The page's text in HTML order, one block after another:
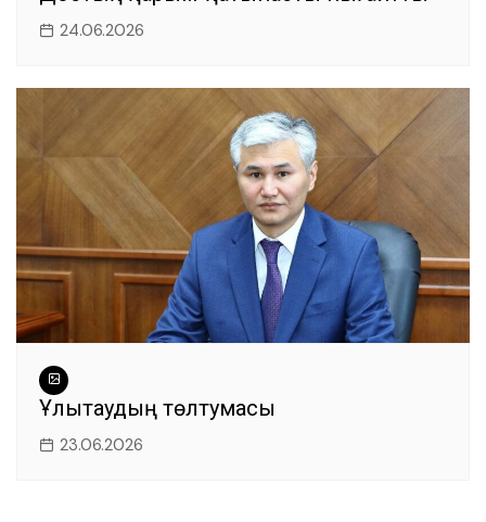
24.06.2026
Ұлытаудың төлтумасы
23.06.2026